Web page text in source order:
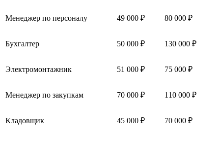
Менеджер по персоналу 49 000 ₽ 80 000 ₽
Бухгалтер 50 000 ₽ 130 000 ₽
Электромонтажник 51 000 ₽ 75 000 ₽
Менеджер по закупкам 70 000 ₽ 110 000 ₽
Кладовщик 45 000 ₽ 70 000 ₽